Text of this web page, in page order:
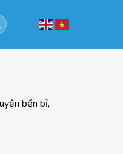
bền bỉ,